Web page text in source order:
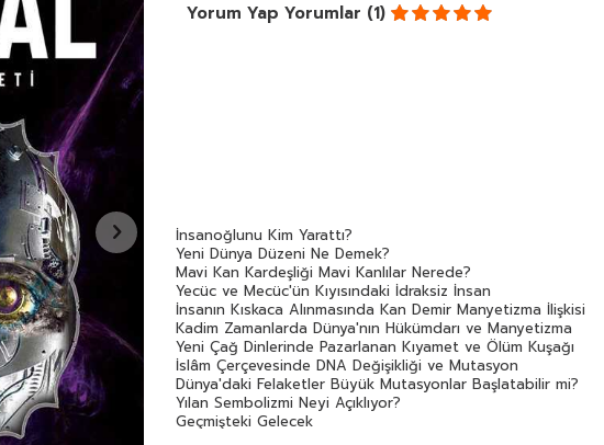
Yorum Yap Yorumlar (1)
İnsanoğlunu Kim Yarattı?
Yeni Dünya Düzeni Ne Demek?
Mavi Kan Kardeşliği Mavi Kanlılar Nerede?
Yecüc ve Mecüc'ün Kıyısındaki İdraksiz İnsan
İnsanın Kıskaca Alınmasında Kan Demir Manyetizma İlişkisi
Kadim Zamanlarda Dünya'nın Hükümdarı ve Manyetizma
Yeni Çağ Dinlerinde Pazarlanan Kıyamet ve Ölüm Kuşağı
İslâm Çerçevesinde DNA Değişikliği ve Mutasyon
Dünya'daki Felaketler Büyük Mutasyonlar Başlatabilir mi?
Yılan Sembolizmi Neyi Açıklıyor?
Geçmişteki Gelecek